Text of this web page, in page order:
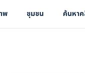
พ ชุมชน ค้นหา